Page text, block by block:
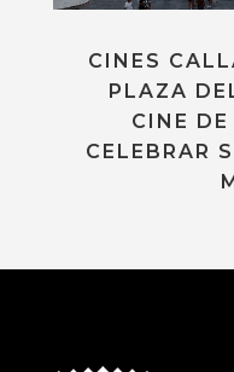
CINES
PLAZA
CINE
CELEBRAR